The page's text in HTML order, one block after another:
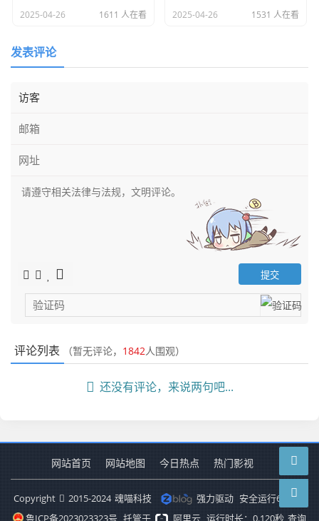
2025-04-26 1611 人在看 2025-04-26 1531 人在看
发表评论
评论列表 （暂无评论， 1842人围观）
还没有评论，来说两句吧...
网站首页 网站地图 今日热点 热门影视
Copyright 2015-2024 魂喵科技 强力驱动 安全运行6576天
鲁ICP备2023023323号 托管于 阿里云 运行时长：0.120秒 查询